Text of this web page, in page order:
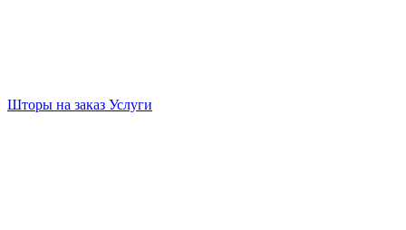
Шторы на заказ Услуги